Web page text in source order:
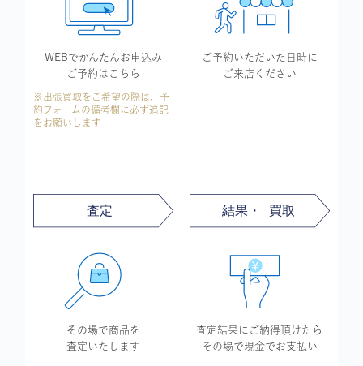
WEBでかんたんお申込み
ご予約はこちら
※出張買取をご希望の際は、予
約フォームの備考欄に必ず追記
をお願いします
ご予約いただいた 日時に
ご来店ください
その場で商品を
査定いたします
査定結果に ご納得頂けたら
その場で現金で お支払い